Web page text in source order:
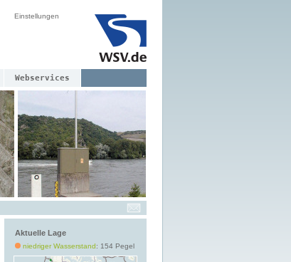
Einstellungen
Webservices
Aktuelle Lage
niedriger Wasserstand: 154 Pegel